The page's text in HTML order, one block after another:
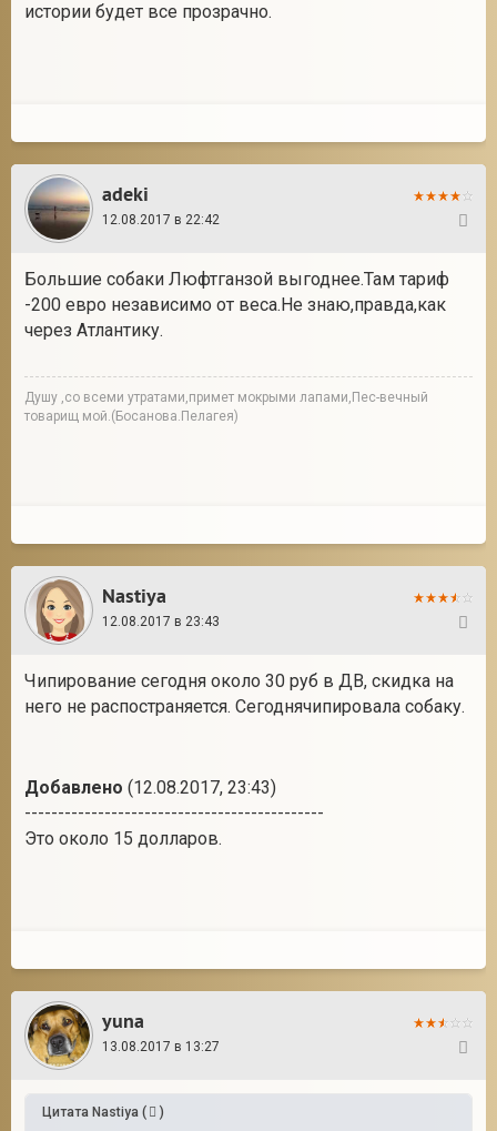
истории будет все прозрачно.
adeki
12.08.2017 в 22:42
Большие собаки Люфтганзой выгоднее.Там тариф
-200 евро независимо от веса.Не знаю,правда,как
через Атлантику.
Душу ,со всеми утратами,примет мокрыми лапами,Пес-вечный
товарищ мой.(Босанова.Пелагея)
Nastiya
12.08.2017 в 23:43
Чипирование сегодня около 30 руб в ДВ, скидка на
него не распостраняется. Сегоднячипировала собаку.
Добавлено (12.08.2017, 23:43)
---------------------------------------------
Это около 15 долларов.
yuna
13.08.2017 в 13:27
Цитата Nastiya ( )